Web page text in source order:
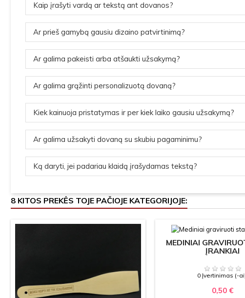
Kaip įrašyti vardą ar tekstą ant dovanos?
Ar prieš gamybą gausiu dizaino patvirtinimą?
Ar galima pakeisti arba atšaukti užsakymą?
Ar galima grąžinti personalizuotą dovaną?
Kiek kainuoja pristatymas ir per kiek laiko gausiu užsakymą?
Ar galima užsakyti dovaną su skubiu pagaminimu?
Ką daryti, jei padariau klaidą įrašydamas tekstą?
8 KITOS PREKĖS TOJE PAČIOJE KATEGORIJOJE:
MEDINIAI
ĮRANKIAI
0 Įvertinimas (-
0,50 €